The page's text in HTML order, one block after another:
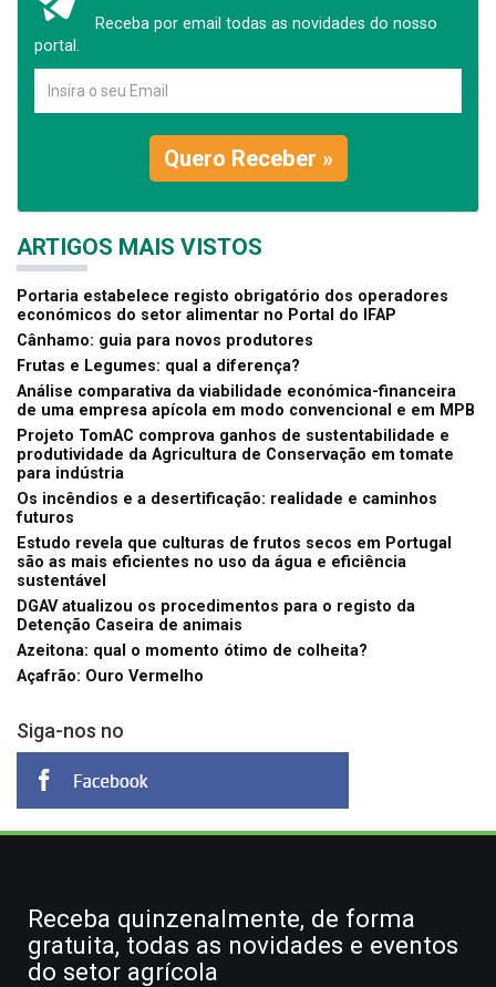
Receba por email todas as novidades do nosso
portal.
Quero Receber »
ARTIGOS MAIS VISTOS
Portaria estabelece registo obrigatório dos operadores
económicos do setor alimentar no Portal do IFAP
Cânhamo: guia para novos produtores
Frutas e Legumes: qual a diferença?
Análise comparativa da viabilidade económica-financeira
de uma empresa apícola em modo convencional e em MPB
Projeto TomAC comprova ganhos de sustentabilidade e
produtividade da Agricultura de Conservação em tomate
para indústria
Os incêndios e a desertificação: realidade e caminhos
futuros
Estudo revela que culturas de frutos secos em Portugal
são as mais eficientes no uso da água e eficiência
sustentável
DGAV atualizou os procedimentos para o registo da
Detenção Caseira de animais
Azeitona: qual o momento ótimo de colheita?
Açafrão: Ouro Vermelho
Siga-nos no
Receba quinzenalmente, de forma
gratuita, todas as novidades e eventos
do setor agrícola